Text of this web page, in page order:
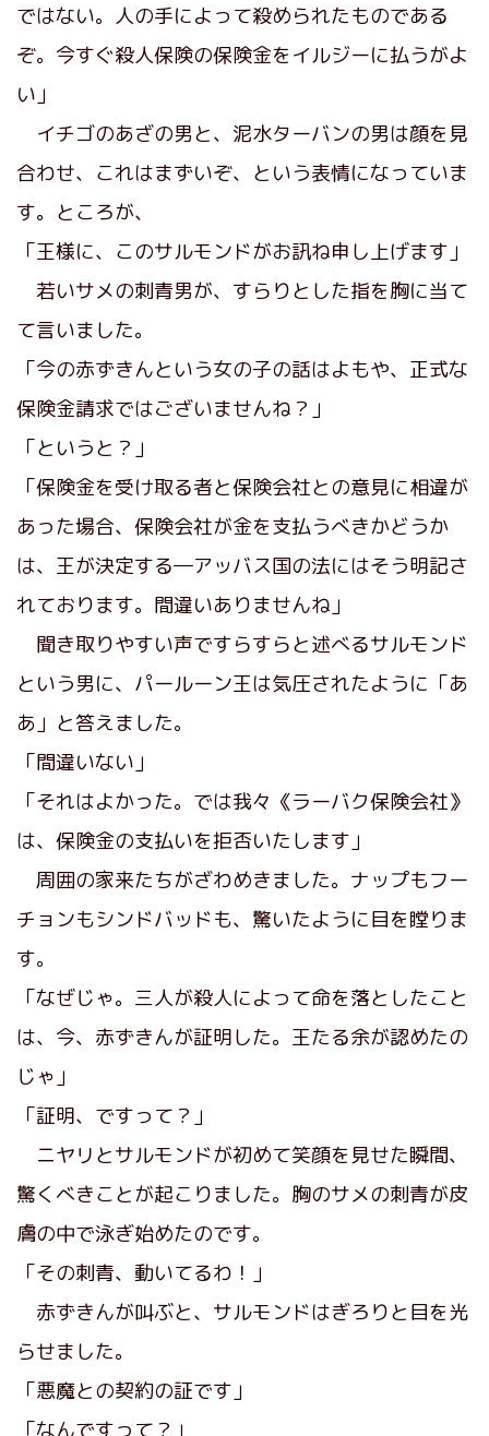
ではない。人の手によって殺められたものである
ぞ。今すぐ殺人保険の保険金をイルジーに払うがよ
い」
イチゴのあざの男と、泥水ターバンの男は顔を見
合わせ、これはまずいぞ、という表情になっていま
す。ところが、
「王様に、このサルモンドがお訊ね申し上げます」
若いサメの刺青男が、すらりとした指を胸に当て
て言いました。
「今の赤ずきんという女の子の話はよもや、正式な
保険金請求ではございませんね？」
「というと？」
「保険金を受け取る者と保険会社との意見に相違が
あった場合、保険会社が金を支払うべきかどうか
は、王が決定する―アッバス国の法にはそう明記さ
れております。間違いありませんね」
聞き取りやすい声ですらすらと述べるサルモンド
という男に、パールーン王は気圧されたように「あ
あ」と答えました。
「間違いない」
「それはよかった。では我々《ラーバク保険会社》
は、保険金の支払いを拒否いたします」
周囲の家来たちがざわめきました。ナップもフー
チョンもシンドバッドも、驚いたように目を瞠りま
す。
「なぜじゃ。三人が殺人によって命を落としたこと
は、今、赤ずきんが証明した。王たる余が認めたの
じゃ」
「証明、ですって？」
ニヤリとサルモンドが初めて笑顔を見せた瞬間、
驚くべきことが起こりました。胸のサメの刺青が皮
膚の中で泳ぎ始めたのです。
「その刺青、動いてるわ！」
赤ずきんが叫ぶと、サルモンドはぎろりと目を光
らせました。
「悪魔との契約の証です」
「なんですって？」